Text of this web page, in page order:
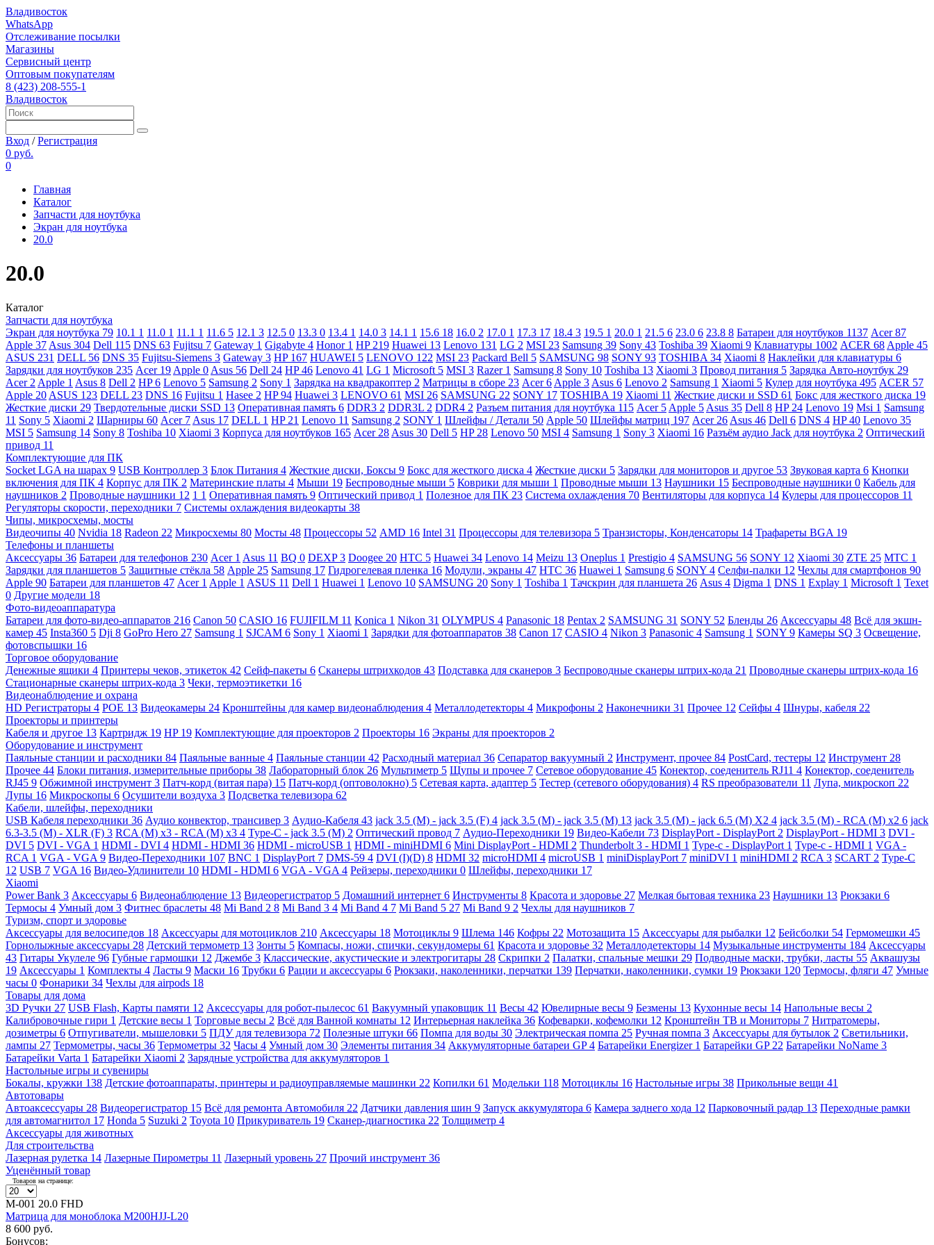
Владивосток
WhatsApp
Отслеживание посылки
Магазины
Сервисный центр
Оптовым покупателям
8 (423) 208-555-1
Владивосток
Вход /Регистрация
0 руб.
0
Главная
Каталог
Запчасти для ноутбука
Экран для ноутбука
20.0
20.0
Каталог
Запчасти для ноутбука
Экран для ноутбука 79 10.1 1 11.0 1 11.1 1 11.6 5 12.1 3 12.5 0 13.3 0 13.4 1 14.0 3 14.1 1 15.6 18 16.0 2 17.0 1 17.3 17 18.4 3 19.5 1 20.0 1 21.5 6 23.0 6 23.8 8 Батареи для ноутбуков 1137 Acer87
Apple 37 Asus 304 Dell 115 DNS 63 Fujitsu 7 Gateway 1 Gigabyte 4 Honor 1 HP 219 Huawei 13 Lenovo 131 LG 2 MSI 23 Samsung 39 Sony 43 Toshiba 39 Xiaomi 9 Клавиатуры 1002 ACER 68 Apple 45
ASUS 231 DELL 56 DNS 35 Fujitsu-Siemens 3 Gateway 3 HP 167 HUAWEI 5 LENOVO 122 MSI 23 Packard Bell 5 SAMSUNG 98 SONY 93 TOSHIBA 34 Xiaomi 8 Наклейки для клавиатуры 6
Зарядки для ноутбуков 235 Acer 19 Apple 0 Asus 56 Dell 24 HP46 Lenovo 41 LG 1 Microsoft 5 MSI 3 Razer 1 Samsung 8 Sony 10 Toshiba 13 Xiaomi 3 Провод питания 5 Зарядка Авто-ноутбук 29
Acer 2 Apple 1 Asus 8 Dell 2 HP6 Lenovo 5 Samsung 2 Sony 1 Зарядка на квадракоптер 2 Матрицы в сборе 23 Acer6 Apple 3 Asus 6 Lenovo 2 Samsung 1 Xiaomi 5 Кулер для ноутбука 495 ACER 57
Apple 20 ASUS 123 DELL 23 DNS 16 Fujitsu 1 Hasee 2 HP94 Huawei 3 LENOVO 61 MSI 26 SAMSUNG 22 SONY 17 TOSHIBA 19 Xiaomi 11 Жесткие диски и SSD 61 Бокс для жесткого диска 19
Жесткие диски 29 Твердотельные диски SSD 13 Оперативная память 6 DDR3 2 DDR3L 2 DDR4 2 Разъем питания для ноутбука 115 Acer 5 Apple 5 Asus 35 Dell 8 HP 24 Lenovo 19 Msi 1 Samsung
11 Sony 5 Xiaomi 2 Шарниры 60 Acer 7 Asus 17 DELL 1 HP 21 Lenovo 11 Samsung 2 SONY 1 Шлейфы / Детали 50 Apple 50 Шлейфы матриц 197 Acer 26 Asus 46 Dell 6 DNS 4 HP40 Lenovo 35
MSI 5 Samsung 14 Sony 8 Toshiba 10 Xiaomi 3 Корпуса для ноутбуков 165 Acer 28 Asus 30 Dell 5 HP 28 Lenovo 50 MSI 4 Samsung 1 Sony 3 Xiaomi 16 Разъём аудио Jack для ноутбука 2 Оптический
привод 11
Комплектующие для ПК
Socket LGA на шарах 9 USB Контроллер 3 Блок Питания 4 Жесткие диски, Боксы 9 Бокс для жесткого диска 4 Жесткие диски 5 Зарядки для мониторов и другое 53 Звуковая карта 6 Кнопки
включения для ПК 4 Корпус для ПК 2 Материнские платы 4 Мыши 19 Беспроводные мыши 5 Коврики для мыши 1 Проводные мыши 13 Наушники 15 Беспроводные наушники 0 Кабель для
наушников 2 Проводные наушники 12 1 1 Оперативная память 9 Оптический привод 1 Полезное для ПК 23 Система охлаждения 70 Вентиляторы для корпуса 14 Кулеры для процессоров 11
Регуляторы скорости, переходники 7 Системы охлаждения видеокарты 38
Чипы, микросхемы, мосты
Видеочипы 40 Nvidia 18 Radeon 22 Микросхемы 80 Мосты 48 Процессоры 52 AMD 16 Intel 31 Процессоры для телевизора 5 Транзисторы, Конденсаторы 14 Трафареты BGA 19
Телефоны и планшеты
Аксессуары 36 Батареи для телефонов 230 Acer 1 Asus 11 BQ 0 DEXP3 Doogee 20 HTC 5 Huawei 34 Lenovo 14 Meizu 13 Oneplus 1 Prestigio 4 SAMSUNG 56 SONY 12 Xiaomi 30 ZTE 25 МТС 1
Зарядки для планшетов 5 Защитные стёкла 58 Apple 25 Samsung 17 Гидрогелевая пленка 16 Модули, экраны 47 HTC 36 Huawei 1 Samsung 6 SONY 4 Селфи-палки 12 Чехлы для смартфонов 90
Apple 90 Батареи для планшетов 47 Acer 1 Apple 1 ASUS 11 Dell 1 Huawei 1 Lenovo 10 SAMSUNG 20 Sony 1 Toshiba 1 Тачскрин для планшета 26 Asus 4 Digma 1 DNS 1 Explay 1 Microsoft 1 Texet
0 Другие модели 18
Фото-видеоаппаратура
Батареи для фото-видео-аппаратов 216 Canon 50 CASIO 16 FUJIFILM 11 Konica 1 Nikon 31 OLYMPUS 4 Panasonic 18 Pentax 2 SAMSUNG 31 SONY 52 Бленды 26 Аксессуары 48 Всё для экшн-
камер 45 Insta360 5 Dji 8 GoPro Hero 27 Samsung 1 SJCAM 6 Sony 1 Xiaomi 1 Зарядки для фотоаппаратов 38 Canon 17 CASIO 4 Nikon 3 Panasonic 4 Samsung 1 SONY 9 Камеры SQ 3 Освещение,
фотовспышки 16
Торговое оборудование
Денежные ящики 4 Принтеры чеков, этикеток 42 Сейф-пакеты 6 Сканеры штрихкодов 43 Подставка для сканеров 3 Беспроводные сканеры штрих-кода 21 Проводные сканеры штрих-кода 16
Стационарные сканеры штрих-кода 3 Чеки, термоэтикетки 16
Видеонаблюдение и охрана
HD Регистраторы 4 POE 13 Видеокамеры 24 Кронштейны для камер видеонаблюдения 4 Металлодетекторы 4 Микрофоны 2 Наконечники 31 Прочее 12 Сейфы 4 Шнуры, кабеля 22
Проекторы и принтеры
Кабеля и другое 13 Картридж 19 HP 19 Комплектующие для проекторов 2 Проекторы 16 Экраны для проекторов 2
Оборудование и инструмент
Паяльные станции и расходники 84 Паяльные ванные 4 Паяльные станции 42 Расходный материал 36 Сепаратор вакуумный 2 Инструмент, прочее 84 PostCard, тестеры 12 Инструмент 28
Прочее 44 Блоки питания, измерительные приборы 38 Лабораторный блок 26 Мультиметр 5 Щупы и прочее 7 Сетевое оборудование 45 Конектор, соеденитель RJ11 4 Конектор, соеденитель
RJ45 9 Обжимной инструмент 3 Патч-корд (витая пара) 15 Патч-корд (оптоволокно) 5 Сетевая карта, адаптер 5 Тестер (сетевого оборудования) 4 RS преобразователи 11 Лупа, микроскоп 22
Лупы 16 Микроскопы 6 Осушители воздуха 3 Подсветка телевизора 62
Кабели, шлейфы, переходники
USB Кабеля переходники 36 Аудио конвектор, трансивер 3 Аудио-Кабеля 43 jack 3.5 (M) - jack 3.5 (F) 4 jack 3.5 (M) - jack 3.5 (M) 13 jack 3.5 (M) - jack 6.5 (M) X2 4 jack 3.5 (M) - RCA (M) x2 6 jack
6.3-3.5 (M) - XLR (F) 3 RCA (M) x3 - RCA (M) x3 4 Type-C - jack 3.5 (M) 2 Оптический провод 7 Аудио-Переходники 19 Видео-Кабели 73 DisplayPort - DisplayPort 2 DisplayPort - HDMI 3 DVI -
DVI 5 DVI - VGA 1 HDMI - DVI 4 HDMI - HDMI 36 HDMI - microUSB 1 HDMI - miniHDMI 6 Mini DisplayPort - HDMI 2 Thunderbolt 3 - HDMI 1 Type-c - DisplayPort 1 Type-c - HDMI 1 VGA -
RCA 1 VGA - VGA 9 Видео-Переходники 107 BNC 1 DisplayPort 7 DMS-59 4 DVI (I)(D) 8 HDMI 32 microHDMI 4 microUSB 1 miniDisplayPort 7 miniDVI 1 miniHDMI 2 RCA 3 SCART 2 Type-C
12 USB 7 VGA 16 Видео-Удлинители 10 HDMI - HDMI 6 VGA - VGA 4 Рейзеры, переходники 0 Шлейфы, переходники 17
Xiaomi
Power Bank 3 Аксессуары 6 Видеонаблюдение 13 Видеорегистратор 5 Домашний интернет 6 Инструменты 8 Красота и здоровье 27 Мелкая бытовая техника 23 Наушники 13 Рюкзаки 6
Термосы 4 Умный дом 3 Фитнес браслеты 48 Mi Band 2 8 Mi Band 3 4 Mi Band 4 7 Mi Band 5 27 Mi Band 9 2 Чехлы для наушников 7
Туризм, спорт и здоровье
Аксессуары для велосипедов 18 Аксессуары для мотоциклов 210 Аксессуары 18 Мотоциклы 9 Шлема 146 Кофры 22 Мотозащита 15 Аксессуары для рыбалки 12 Бейсболки 54 Гермомешки 45
Горнолыжные аксессуары 28 Детский термометр 13 Зонты 5 Компасы, ножи, спички, секундомеры 61 Красота и здоровье 32 Металлодетекторы 14 Музыкальные инструменты 184 Аксессуары
43 Гитары Укулеле 96 Губные гармошки 12 Джембе 3 Классические, акустические и электрогитары 28 Скрипки 2 Палатки, спальные мешки 29 Подводные маски, трубки, ласты 55 Аквашузы
19 Аксессуары 1 Комплекты 4 Ласты 9 Маски 16 Трубки 6 Рации и аксессуары 6 Рюкзаки, наколенники, перчатки 139 Перчатки, наколенники, сумки 19 Рюкзаки 120 Термосы, фляги 47 Умные
часы 0 Фонарики 34 Чехлы для airpods 18
Товары для дома
3D Ручки 27 USB Flash, Карты памяти 12 Аксессуары для робот-пылесос 61 Вакуумный упаковщик 11 Весы 42 Ювелирные весы 9 Безмены 13 Кухонные весы 14 Напольные весы 2
Калибровочные гири 1 Детские весы 1 Торговые весы 2 Всё для Ванной комнаты 12 Интерьерная наклейка 36 Кофеварки, кофемолки 12 Кронштейн ТВ и Мониторы 7 Нитратомеры,
дозиметры 6 Отпугиватели, мышеловки 5 ПДУ для телевизора 72 Полезные штуки 66 Помпа для воды 30 Электрическая помпа 25 Ручная помпа 3 Аксессуары для бутылок 2 Светильники,
лампы 27 Термометры, часы 36 Термометры 32 Часы 4 Умный дом 30 Элементы питания 34 Аккумуляторные батареи GP4 Батарейки Energizer 1 Батарейки GP 22 Батарейки NoName 3
Батарейки Varta 1 Батарейки Xiaomi 2 Зарядные устройства для аккумуляторов 1
Настольные игры и сувениры
Бокалы, кружки 138 Детские фотоаппараты, принтеры и радиоуправляемые машинки 22 Копилки 61 Модельки 118 Мотоциклы 16 Настольные игры 38 Прикольные вещи 41
Автотовары
Автоаксессуары 28 Видеорегистратор 15 Всё для ремонта Автомобиля 22 Датчики давления шин 9 Запуск аккумулятора 6 Камера заднего хода 12 Парковочный радар 13 Переходные рамки
для автомагнитол 17 Honda 5 Suzuki 2 Toyota 10 Прикуриватель 19 Сканер-диагностика 22 Толщиметр 4
Аксессуары для животных
Для строительства
Лазерная рулетка 14 Лазерные Пирометры 11 Лазерный уровень 27 Прочий инструмент 36
Уценённый товар
Товаров на странице:
М-001 20.0 FHD
Матрица для моноблока M200HJJ-L20
8 600 руб.
Бонусов: